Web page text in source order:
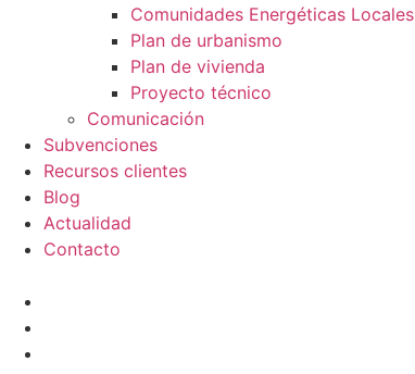
Comunidades Energéticas Locales
Plan de urbanismo
Plan de vivienda
Proyecto técnico
Comunicación
Subvenciones
Recursos clientes
Blog
Actualidad
Contacto